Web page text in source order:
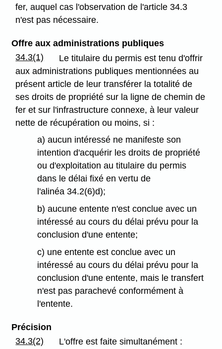
fer, auquel cas l'observation de l'article 34.3
n'est pas nécessaire.
Offre aux administrations publiques
34.3(1)
Le titulaire du permis est tenu d'offrir
aux administrations publiques mentionnées au
présent article de leur transférer la totalité de
ses droits de propriété sur la ligne de chemin de
fer et sur l'infrastructure connexe, à leur valeur
nette de récupération ou moins, si :
a) aucun intéressé ne manifeste son
intention d'acquérir les droits de propriété
ou d'exploitation au titulaire du permis
dans le délai fixé en vertu de
l'alinéa 34.2(6)d);
b) aucune entente n'est conclue avec un
intéressé au cours du délai prévu pour la
conclusion d'une entente;
c) une entente est conclue avec un
intéressé au cours du délai prévu pour la
conclusion d'une entente, mais le transfert
n'est pas parachevé conformément à
l'entente.
Précision
34.3(2)
L'offre est faite simultanément :